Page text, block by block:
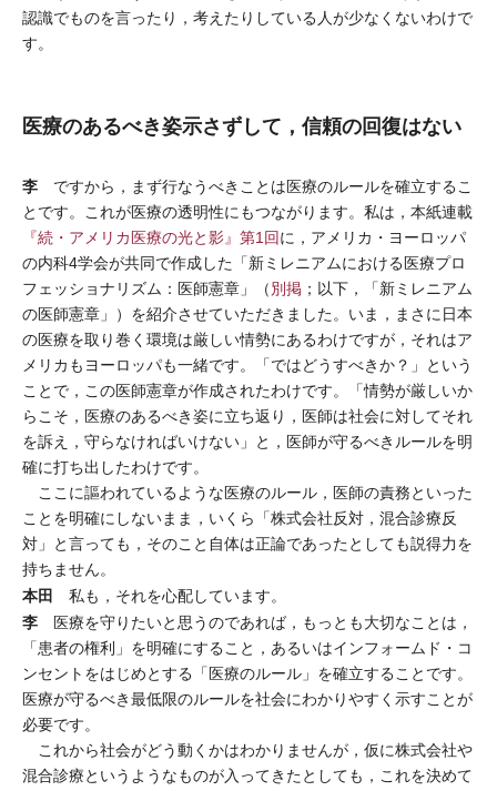
認識でものを言ったり，考えたりしている人が少なくないわけで
す。
医療のあるべき姿示さずして，信頼の回復はない
李 ですから，まず行なうべきことは医療のルールを確立するこ
とです。これが医療の透明性にもつながります。私は，本紙連載
『続・アメリカ医療の光と影』第1回に，アメリカ・ヨーロッパ
の内科4学会が共同で作成した「新ミレニアムにおける医療プロ
フェッショナリズム：医師憲章」（別掲 ；以下，「新ミレニアム
の医師憲章」）を紹介させていただきました。いま，まさに日本
の医療を取り巻く環境は厳しい情勢にあるわけですが，それはア
メリカもヨーロッパも一緒です。「ではどうすべきか？」という
ことで，この医師憲章が作成されたわけです。「情勢が厳しいか
らこそ，医療のあるべき姿に立ち返り，医師は社会に対してそれ
を訴え，守らなければいけない」と，医師が守るべきルールを明
確に打ち出したわけです。
ここに謳われているような医療のルール，医師の責務といった
ことを明確にしないまま，いくら「株式会社反対，混合診療反
対」と言っても，そのこと自体は正論であったとしても説得力を
持ちません。
本田 私も，それを心配しています。
李 医療を守りたいと思うのであれば，もっとも大切なことは，
「患者の権利」を明確にすること，あるいはインフォームド・コ
ンセントをはじめとする「医療のルール」を確立することです。
医療が守るべき最低限のルールを社会にわかりやすく示すことが
必要です。
これから社会がどう動くかはわかりませんが，仮に株式会社や
混合診療というようなものが入ってきたとしても，これを決めて